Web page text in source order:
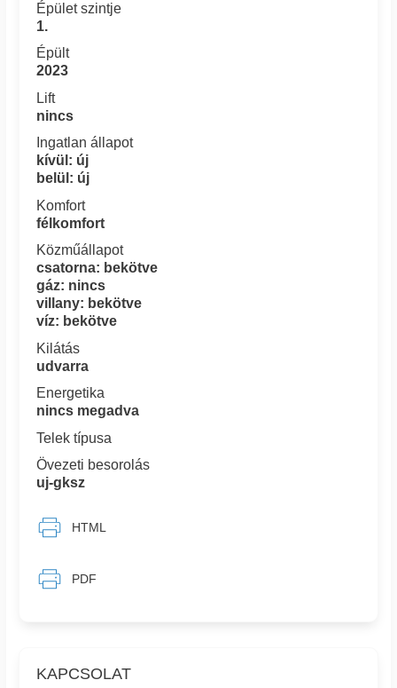
KAPCSOLAT
Épület szintje
1.
Épült
2023
Lift
nincs
Ingatlan állapot
kívül: új
belül: új
Komfort
félkomfort
Közműállapot
csatorna: bekötve
gáz: nincs
villany: bekötve
víz: bekötve
Kilátás
udvarra
Energetika
nincs megadva
Telek típusa
Övezeti besorolás
uj-gksz
HTML
PDF